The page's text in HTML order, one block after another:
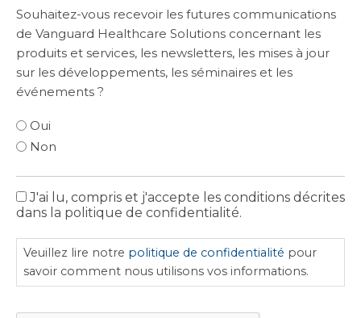
Souhaitez-vous recevoir les futures communications
de Vanguard Healthcare Solutions concernant les
produits et services, les newsletters, les mises à jour
sur les développements, les séminaires et les
événements ?
Oui
Non
politique
de
confidentialité
J'ai lu, compris et j'accepte les conditions décrites
dans la politique de confidentialité.
Veuillez lire notre politique de confidentialité pour
savoir comment nous utilisons vos informations.
CAPTCHA